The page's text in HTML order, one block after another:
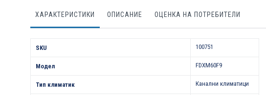
ХАРАКТЕРИСТИКИ ОПИСАНИЕ ОЦЕНКА НА ПОТРЕБИТЕЛИ
SKU
100751
Модел FDXM60F9
Тип климатик Канални климатици